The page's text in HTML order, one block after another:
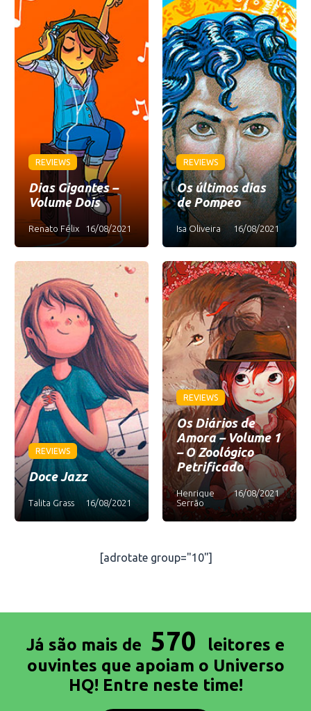
REVIEWS
Dias Gigantes –
Volume Dois
Renato Félix 16/08/2021
REVIEWS
Os últimos dias
de Pompeo
Isa Oliveira 16/08/2021
REVIEWS
Doce Jazz
Talita Grass 16/08/2021
REVIEWS
Os Diários de
Amora – Volume 1
– O Zoológico
Petrificado
Henrique
Serrão
16/08/2021
[adrotate group="10"]
Já são mais de 570
leitores e
ouvintes que apoiam o Universo
HQ! Entre neste time!